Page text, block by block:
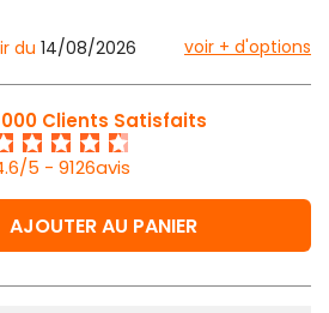
du 14/08/2026 voir + d'options
Clients Satisfaits
5 - 9126avis
AJOUTER AU PANIER